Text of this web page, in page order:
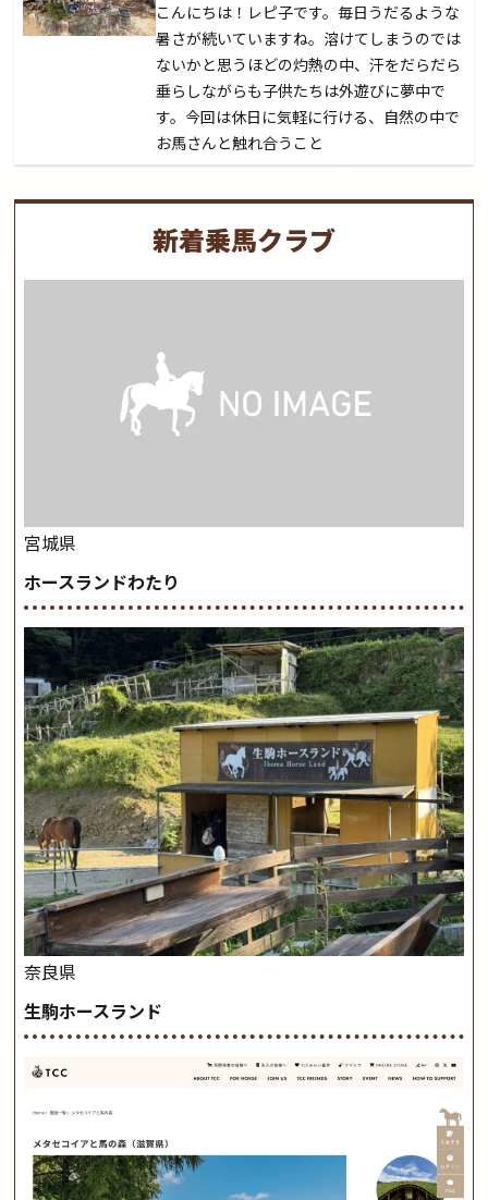
こんにちは！レピ子です。毎日うだるような
暑さが続いていますね。溶けてしまうのでは
ないかと思うほどの灼熱の中、汗をだらだら
垂らしながらも子供たちは外遊びに夢中で
す。今回は休日に気軽に行ける、自然の中で
お馬さんと触れ合うこと
新着乗馬クラブ
宮城県
ホースランドわたり
奈良県
生駒ホースランド